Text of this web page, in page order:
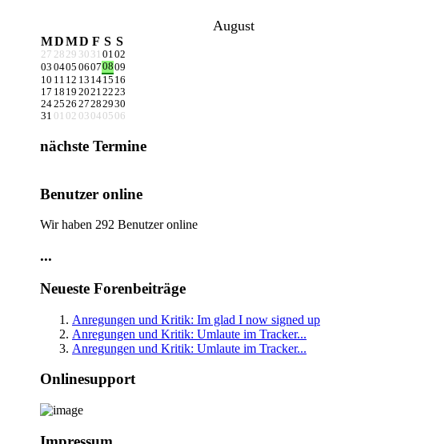
August
MDMD F S S
27 28 29 30 31 0102
03 0405 06070809
10 11 12 13 1415 16
17 18 19 20212223
242526 27282930
31 01 02 03 04 05 06
nächste Termine
Benutzer online
Wir haben 292 Benutzer online
...
Neueste Forenbeiträge
Anregungen und Kritik: Im glad I now signed up
Anregungen und Kritik: Umlaute im Tracker...
Anregungen und Kritik: Umlaute im Tracker...
Onlinesupport